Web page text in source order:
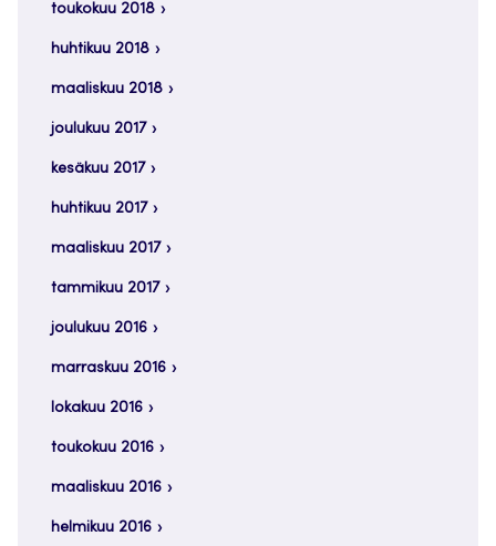
toukokuu 2018
huhtikuu 2018
maaliskuu 2018
joulukuu 2017
kesäkuu 2017
huhtikuu 2017
maaliskuu 2017
tammikuu 2017
joulukuu 2016
marraskuu 2016
lokakuu 2016
toukokuu 2016
maaliskuu 2016
helmikuu 2016